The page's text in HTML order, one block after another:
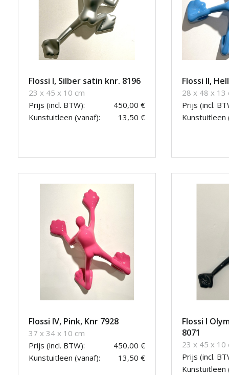
Flossi I, Silber satin knr. 8196
23 x 45 x 10 cm
Prijs (incl. BTW):
450,00 €
Kunstuitleen (vanaf):
13,50 €
Flossi II,
28 x 48 x 13
Prijs (incl.
Kunstuitleen
Flossi IV, Pink, Knr 7928
37 x 34 x 10 cm
Prijs (incl. BTW):
450,00 €
Kunstuitleen (vanaf):
13,50 €
Flossi I
8071
23 x 45 x 10
Prijs (incl.
Kunstuitleen